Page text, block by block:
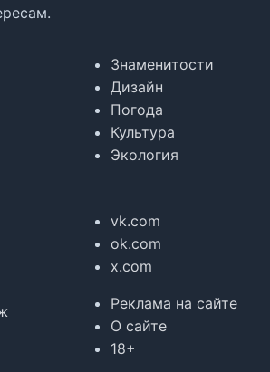
Знаменитости
Дизайн
Погода
Культура
Экология
vk.com
ok.com
x.com
Реклама на сайте
О сайте
18+